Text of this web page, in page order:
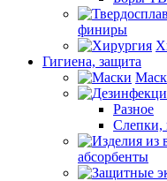
финиры
Гигиена, защита
Разное
Слепки,
абсорбенты